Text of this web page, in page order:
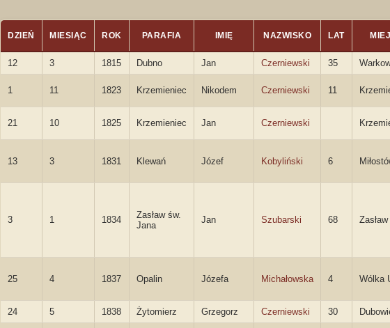
DZIEŃ MIESIĄC ROK PARAFIA IMIĘ NAZWISKO LAT
12 3 1815 Dubno Jan Czerniewski 35
1 11 1823 Krzemieniec Nikodem Czerniewski 11
21 10 1825 Krzemieniec Jan Czerniewski
13 3 1831 Klewań Józef Kobyliński 6
3 1 1834
Zasław św.
Jana
Jan Szubarski 68 Zasław
25 4 1837 Opalin Józefa Michałowska 4 Wólka
24 5 1838 Żytomierz Grzegorz Czerniewski 30